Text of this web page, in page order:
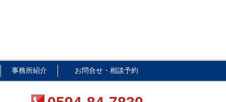
事務所紹介 お問合せ・相談予約